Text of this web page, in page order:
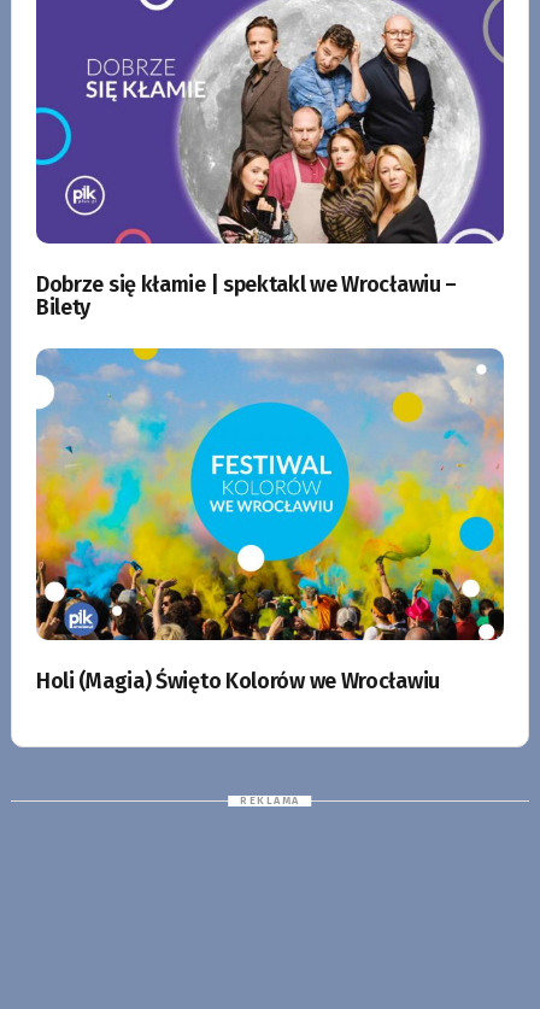
Dobrze się kłamie | spektakl we Wrocławiu –
Bilety
Holi (Magia) Święto Kolorów we Wrocławiu